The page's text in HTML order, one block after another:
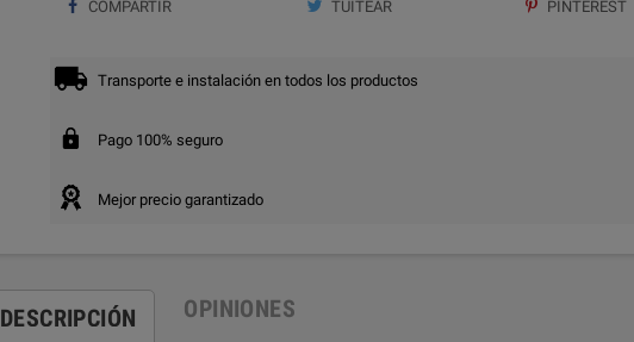
COMPARTIR TUITEAR PINTEREST
Transporte e instalación en todos los productos
Pago 100% seguro
Mejor precio garantizado
DESCRIPCIÓN OPINIONES